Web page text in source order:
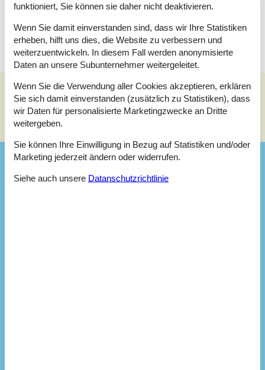
Terrasse
Siehe Häuser nebenan
Sonnenstand über dem gewählten Objekt
Ausstattung
funktioniert, Sie können sie daher nicht deaktivieren.
Wenn Sie damit einverstanden sind, dass wir Ihre Statistiken
erheben, hilft uns dies, die Website zu verbessern und
weiterzuentwickeln. In diesem Fall werden anonymisierte
Daten an unsere Subunternehmer weitergeleitet.
Wenn Sie die Verwendung aller Cookies akzeptieren, erklären
Sie sich damit einverstanden (zusätzlich zu Statistiken), dass
wir Daten für personalisierte Marketingzwecke an Dritte
weitergeben.
Sie können Ihre Einwilligung in Bezug auf Statistiken und/oder
Marketing jederzeit ändern oder widerrufen.
Siehe auch unsere Datanschutzrichtlinie